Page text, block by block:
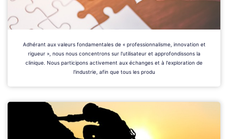
Adhérant aux valeurs fondamentales de « professionnalisme, innovation et
rigueur », nous nous concentrons sur l'utilisateur et approfondissons la
clinique. Nous participons activement aux échanges et à l'exploration de
l'industrie, afin que tous les produ